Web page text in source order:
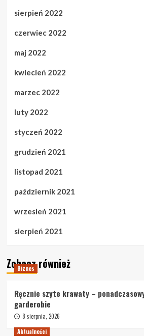
sierpień 2022
czerwiec 2022
maj 2022
kwiecień 2022
marzec 2022
luty 2022
styczeń 2022
grudzień 2021
listopad 2021
październik 2021
wrzesień 2021
sierpień 2021
Zobacz również
Biznes
Ręcznie szyte krawaty –
garderobie
8 sierpnia, 2026
Aktualności